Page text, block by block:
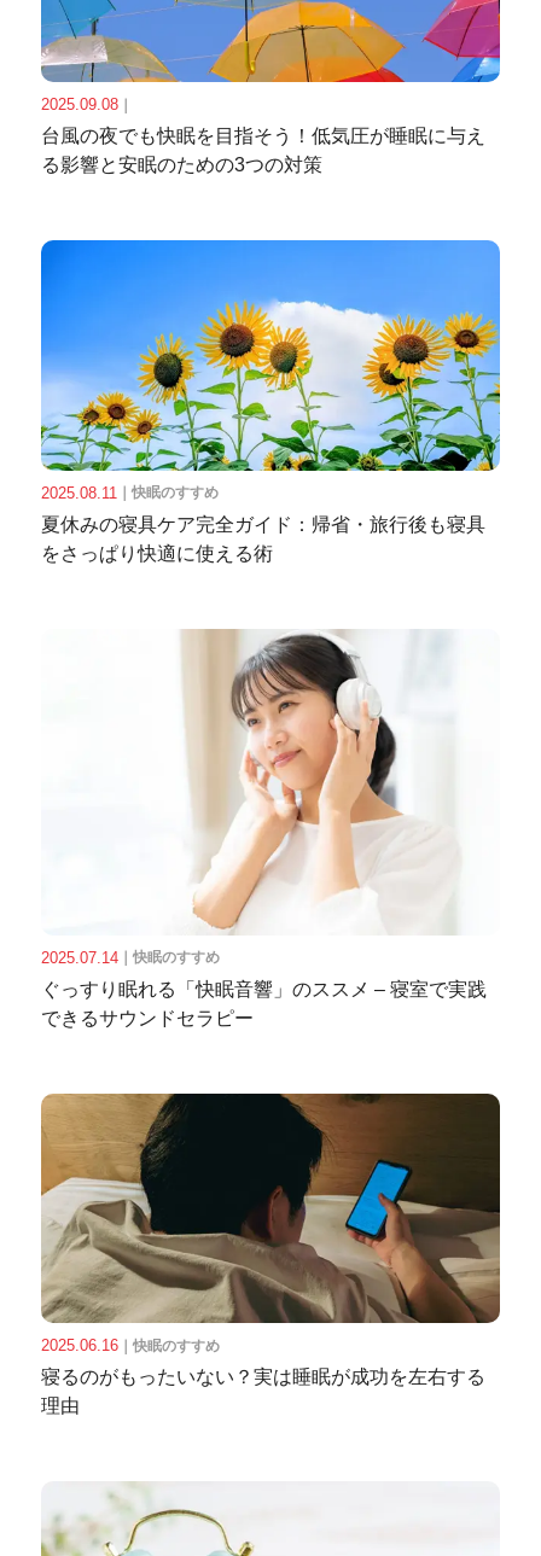
2025.09.08｜
台風の夜でも快眠を目指そう！低気圧が睡眠に与え
る影響と安眠のための3つの対策
2025.08.11 快眠のすすめ
夏休みの寝具ケア完全ガイド：帰省・旅行後も寝具
をさっぱり快適に使える術
2025.07.14｜ 快眠のすすめ
ぐっすり眠れる「快眠音響」のススメ – 寝室で実践
できるサウンドセラピー
2025.06.16｜ 快眠のすすめ
寝るのがもったいない？実は睡眠が成功を左右する
理由